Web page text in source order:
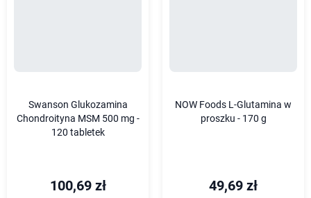
Swanson Glukozamina
Chondroityna MSM 500 mg -
120 tabletek
100,69 zł
NOW Foods L-Glutamina w
proszku - 170 g
49,69 zł